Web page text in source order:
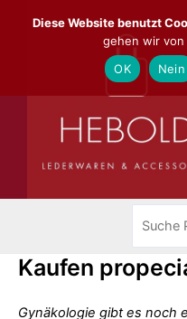
Inhalt
Kaufen
Gynäkologie gibt es noch
Diese Website benutzt
gehen wir von
OK
Nein